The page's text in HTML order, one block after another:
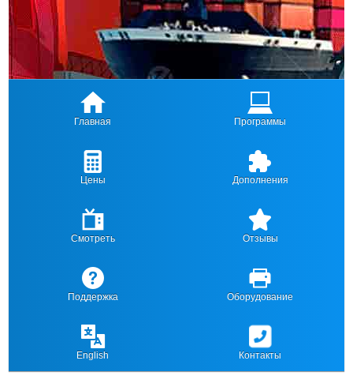
Главная Программы
Цены Дополнения
Смотреть Отзывы
Поддержка Оборудование
English Контакты